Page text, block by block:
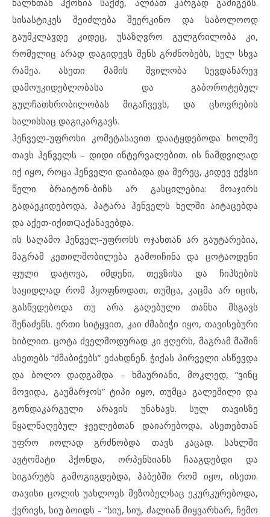
ხალხთან ჰქონია საქმე, ალბათ კარგად გამიგებს.
სისასტიკეს შეიძლება შეერკინო და საბოლოოდ
გაუმკლავდე კიდეც, უსაზღვრო გულგრილობა კი,
რომელიც არად დაგიდევს შენს გრძნობებს, სულ სხვა
რამეა. ასეთი მამის შვილობა სევდანარევ
დამოუკიდებლობასა და გაბოროტებულ
გულჩათხრობილობას მიგაჩვევს, და ცხოვრების
ხალისსაც დაგიკარგავს.
ჰენველ-უფროსი კომეტასავით დაატყდებოდა ხოლმე
თავს ჰენველს – დიდი ინტერვალებით. ის ნამდვილად
იქ იყო, როცა ჰენველი დაიბადა და მერეც, კიდევ ექვსი
წელი ბრაიტონ-ბიჩს არ გასცილებია: მოაჯირს
გადაეკიდებოდა, პატარა ჰენველს ხელში აიტაცებდა
და აქეთ-იქითQაქანავებდა.
ის საღამო ჰენველ-უფროსს ოჯახთან არ გაუტარებია,
მაგრამ კეთილშობილება გამოიჩინა და ცოტაოდენი
ფული დატოვა, იმდენი, თევზისა და ჩიპსების
საყიდლად რომ ჰყოფნოდათ, თუმცა, კაცმა არ იცის,
გასწვდებოდა თუ არა გაღებული თანხა მსგავს
შენაძენს. ერთი სიტყვით, კაი ძმაბიჭი იყო, თავისებური
ხიბლით. ცოტა ძველმოდურად კი ჟღერს, მაგრამ მაშინ
ასეთებს “ძმაბიჭებს” ეძახდნენ. ჭიქას პირველი ასწევდა
და ბოლო დადგამდა – ხმაურიანი, მოკლედ, “ვინც
მოვიდა, გაუმარჯოს” ტიპი იყო, თუმცა გალეშილი და
გონდაკარგული არავის უნახავს. სულ თავისზე
წყალწაღებულ ჯეელებთან დაიარებოდა, ასეთებთან
უფრო იოლად გრძნობდა თავს კაცად. სახლში
ავტომატი ჰქონდა, ორპენსიანს ჩააგდებდი და
სიგარეტს გამოგიგდებდა, პაბებში რომ იყო, ისეთი.
თავისი ცოლის უახლოეს მეზობელსაც ეკურკურებოდა,
ქვრივს, სიუ ბოიდს ­- “სიუ, სიუ, ძალიან მიყვარხარ, ჩემო